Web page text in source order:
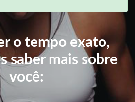
o tempo exato,
saber mais sobre
você: